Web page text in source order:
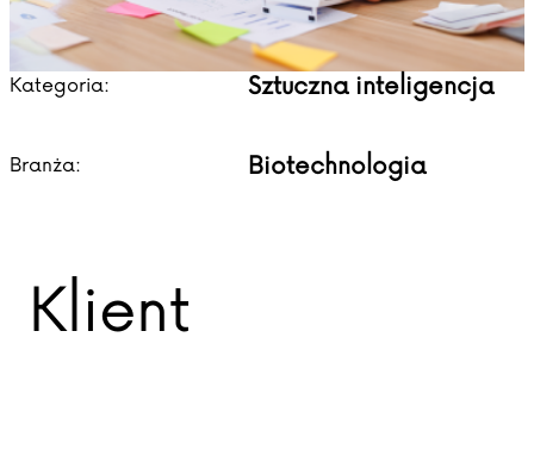
Kategoria: Sztuczna inteligencja
Branża: Biotechnologia
Klient